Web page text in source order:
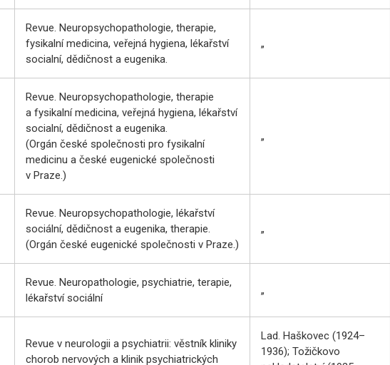
Revue. Neuropsychopathologie, therapie,
fysikalní medicina, veřejná hygiena, lékařství
socialní, dědičnost a eugenika.
„
Revue. Neuropsychopathologie, therapie
a fysikalní medicina, veřejná hygiena, lékařství
socialní, dědičnost a eugenika.
(Orgán české společnosti pro fysikalní
medicinu a české eugenické společnosti
v Praze.)
„
Revue. Neuropsychopathologie, lékařství
sociální, dědičnost a eugenika, therapie.
(Orgán české eugenické společnosti v Praze.)
„
Revue. Neuropathologie, psychiatrie, terapie,
lékařství sociální
„
Revue v neurologii a psychiatrii: věstník kliniky
chorob nervových a klinik psychiatrických
Lad. Haškovec (1924–
1936); Tožičkovo